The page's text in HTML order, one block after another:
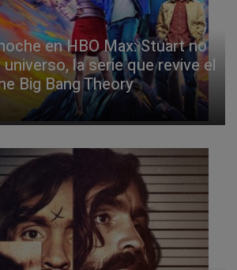
en HBO Max: Stuart no
la serie que revive el
Big Bang Theory